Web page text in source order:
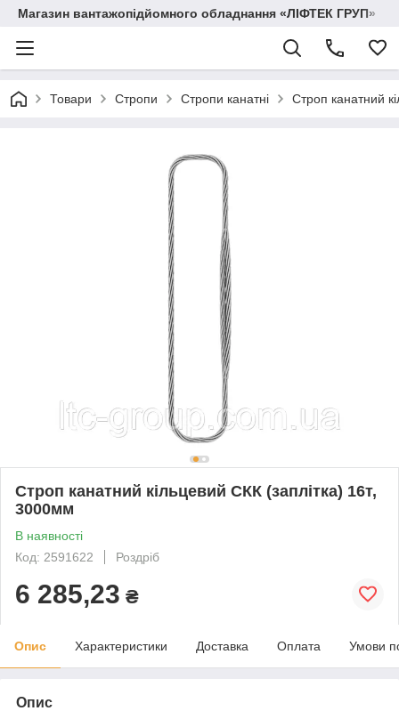
Магазин вантажопідйомного обладнання «ЛІФТЕК ГРУП»
Товари Стропи Стропи канатні Строп канатний
Строп канатний кільцевий СКК (заплітка) 16т,
3000мм
В наявності
Код: 2591622
Роздріб
6 285,23 ₴
Опис Характеристики Доставка Оплата Умови
Опис